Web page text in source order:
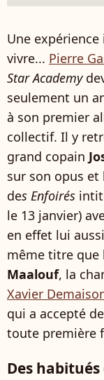
Une
vivre... Pierre
Star Academy
seulement un
à son premier
collectif. Il y
grand copain
sur son opus et
des Enfoirés
le 13 janvier)
en effet lui
même titre
Maalouf, la
Xavier
qui a accepté
toute première
Des